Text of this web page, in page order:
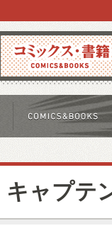
コミックス
キャプテ